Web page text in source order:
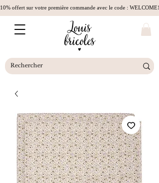
10% offert sur votre première commande avec le code :